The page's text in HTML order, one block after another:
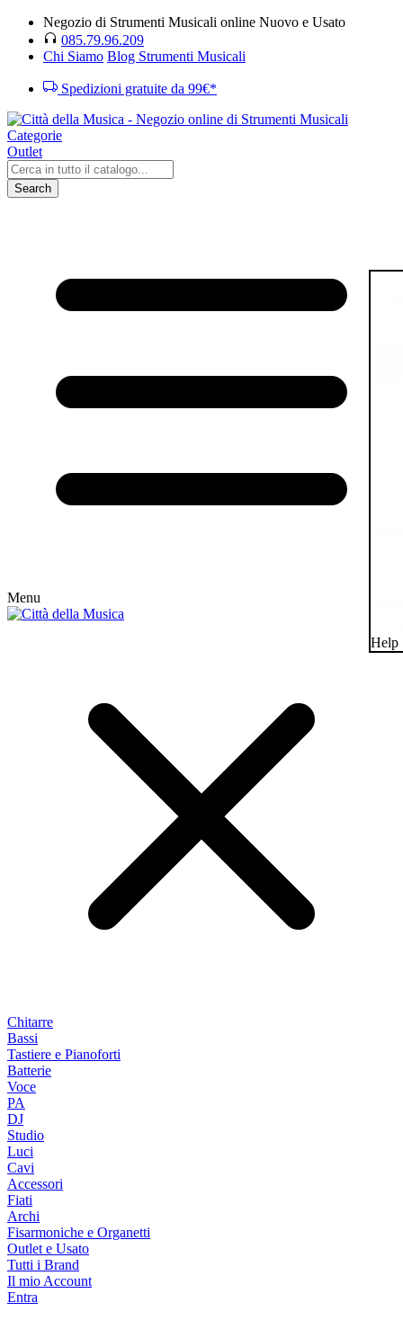
Negozio di Strumenti Musicali online Nuovo e Usato
085.79.96.209
Chi Siamo Blog Strumenti Musicali
Spedizioni gratuite da 99€*
Categorie
Outlet
Search
Menu
Chitarre
Bassi
Tastiere e Pianoforti
Batterie
Voce
PA
DJ
Studio
Luci
Cavi
Accessori
Fiati
Archi
Fisarmoniche e Organetti
Outlet e Usato
Tutti i Brand
Il mio Account
Entra
Help